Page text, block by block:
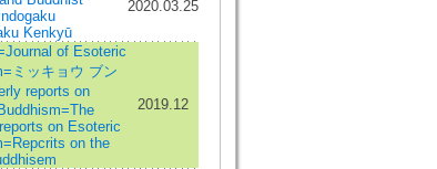
Kenkyū
2020.03.25
of Esoteric
ミッキョウ ブン
reports on
on Esoteric
on the
2019.12